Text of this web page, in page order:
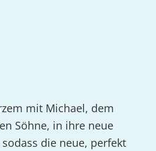
mit Michael, dem
Söhne, in ihre neue
die neue, perfekt